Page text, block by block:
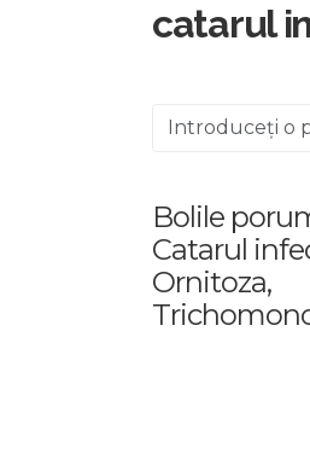
catarul
Introduceți o
Bolile
Catarul
Ornitoza,